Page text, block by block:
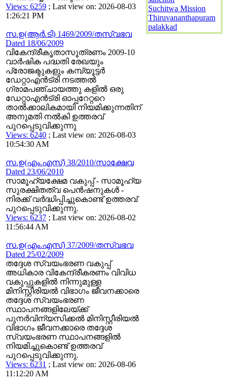
Views: 6259 ; Last view on: 2026-08-03
1:26:21 PM
സ.ഉ(ആര്‍.ടി) 1469/2009/തസ്വഭവ
Dated 18/06/2009
വികേന്ദ്രീകൃതാസൂത്രണം 2009-10
വാര്‍ഷിക പദ്ധതി രേഖയും
പ്രോജക്ടുകളും കമ്പ്യൂട്ടര്‍
ഡേറ്റാഎന്‍ട്രി നടത്തല്‍
ഗ്രാമപഞ്ചായത്തു കളില്‍ ഒരു
ഡേറ്റാഎന്‍ട്രി ഓപ്പറേറ്ററെ
താല്‍ക്കാലികമായി നിയമിക്കുന്നതിന്
അനുമതി നല്‍കി ഉത്തരവ്
പുറപ്പെടുവിക്കുന്നു
Views: 6240 ; Last view on: 2026-08-03
10:54:30 AM
സ.ഉ(എം.എസ്) 38/2010/സാക്ഷേവ
Dated 23/06/2010
സാമൂഹ്യക്ഷേമ വകുപ്പ് - സാമൂഹ്യ
സുരക്ഷിതത്വ പെന്‍ഷനുകള്‍ -
നിരക്ക്‌ വര്‍ദ്ധിപ്പിച്ചുകൊണ്ട്‌ ഉത്തരവ്
പുറപ്പെടുവിക്കുന്നു.
Views: 6237 ; Last view on: 2026-08-02
11:56:44 AM
സ.ഉ(എം.എസ്) 37/2009/തസ്വഭവ
Dated 25/02/2009
തദ്ദേശ സ്വയംഭരണ വകുപ്പ്
അധികാര വികേന്ദ്രീകരണം വിവിധ
വകുപ്പുകളില്‍ നിന്നുമുള്ള
മിനിസ്റ്റീരിയല്‍ വിഭാഗം ജീവനക്കാരെ
തദ്ദേശ സ്വയംഭരണ
സ്ഥാപനങ്ങളിലേയ്ക്ക്
പുനര്‍വിന്യസിക്കല്‍ മിനിസ്റ്റീരിയല്‍
വിഭാഗം ജീവനക്കാരെ തദ്ദേശ
സ്വയംഭരണ സ്ഥാപനങ്ങളില്‍
നിയമിച്ചുകൊണ്ട് ഉത്തരവ്
പുറപ്പെടുവിക്കുന്നു.
Views: 6231 ; Last view on: 2026-08-06
11:12:20 AM
Suchitwa Mission
Thiruvananthapuram
palakkad